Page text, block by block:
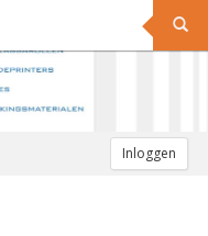
Inloggen